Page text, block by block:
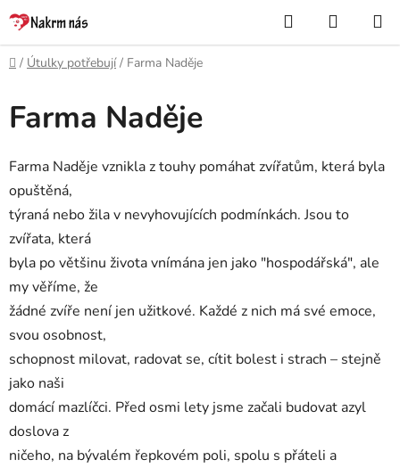
Přejít
na
obsah
Hledat
KOŠÍK
Domů
/ Útulky potřebují / Farma Naděje
Farma Naděje
Farma Naděje vznikla z touhy pomáhat zvířatům, která byla
opuštěná,
týraná nebo žila v nevyhovujících podmínkách. Jsou to
zvířata, která
byla po většinu života vnímána jen jako "hospodářská", ale
my věříme, že
žádné zvíře není jen užitkové. Každé z nich má své emoce,
svou osobnost,
schopnost milovat, radovat se, cítit bolest i strach – stejně
jako naši
domácí mazlíčci. Před osmi lety jsme začali budovat azyl
doslova z
ničeho, na bývalém řepkovém poli, spolu s přáteli a